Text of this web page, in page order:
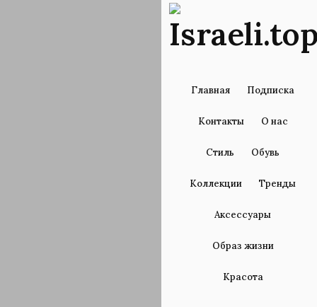
Главная Подписка
Контакты О нас
Стиль Обувь
Коллекции Тренды
Аксессуары
Образ жизни
Красота